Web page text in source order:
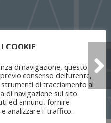
COOKIE
di navigazione, questo
consenso dell'utente,
di tracciamento al
di navigazione sul sito
ed annunci, fornire
analizzare il traffico.